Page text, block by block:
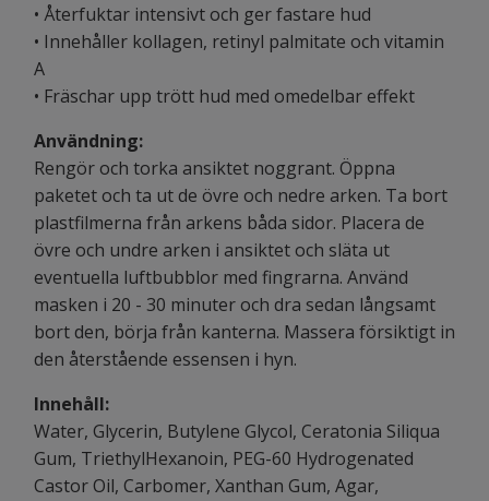
• Återfuktar intensivt och ger fastare hud
• Innehåller kollagen, retinyl palmitate och vitamin
A
• Fräschar upp trött hud med omedelbar effekt
Användning:
Rengör och torka ansiktet noggrant. Öppna
paketet och ta ut de övre och nedre arken. Ta bort
plastfilmerna från arkens båda sidor. Placera de
övre och undre arken i ansiktet och släta ut
eventuella luftbubblor med fingrarna. Använd
masken i 20 - 30 minuter och dra sedan långsamt
bort den, börja från kanterna. Massera försiktigt in
den återstående essensen i hyn.
Innehåll:
Water, Glycerin, Butylene Glycol, Ceratonia Siliqua
Gum, TriethylHexanoin, PEG-60 Hydrogenated
Castor Oil, Carbomer, Xanthan Gum, Agar,